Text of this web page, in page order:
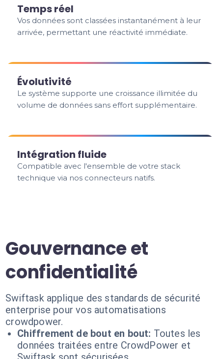
Temps réel
Vos données sont classées instantanément à leur
arrivée, permettant une réactivité immédiate.
Évolutivité
Le système supporte une croissance illimitée du
volume de données sans effort supplémentaire.
Intégration fluide
Compatible avec l'ensemble de votre stack
technique via nos connecteurs natifs.
Gouvernance et
confidentialité
Swiftask applique des standards de sécurité
enterprise pour vos automatisations
crowdpower.
Chiffrement de bout en bout: Toutes les
données traitées entre CrowdPower et